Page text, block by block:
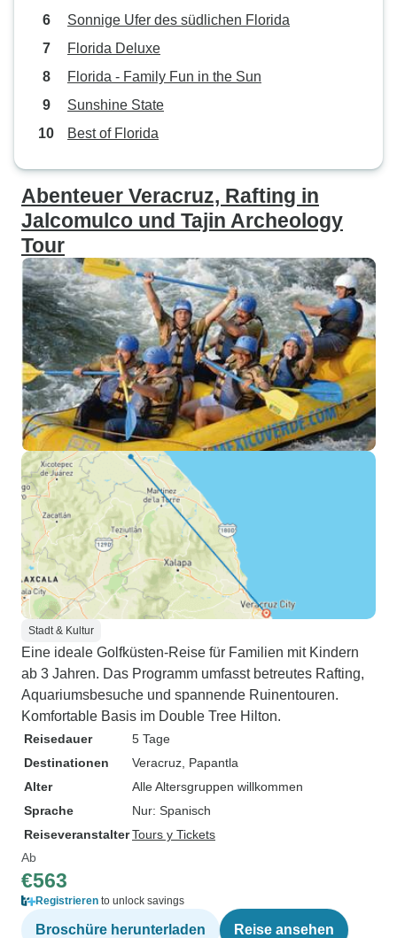
Sonnige Ufer des südlichen Florida
Florida Deluxe
Florida - Family Fun in the Sun
Sunshine State
Best of Florida
Abenteuer Veracruz, Rafting in
Jalcomulco und Tajin Archeology
Tour
Stadt & Kultur
Eine ideale Golfküsten-Reise für Familien mit Kindern
ab 3 Jahren. Das Programm umfasst betreutes Rafting,
Aquariumsbesuche und spannende Ruinentouren.
Komfortable Basis im Double Tree Hilton.
Reisedauer
5 Tage
Destinationen
Veracruz , Papantla
Alter
Alle Altersgruppen willkommen
Sprache
Nur: Spanisch
ReiseveranstalterTours y Tickets
Ab
€563
Registrieren to unlock savings
Broschüre herunterladen Reise ansehen